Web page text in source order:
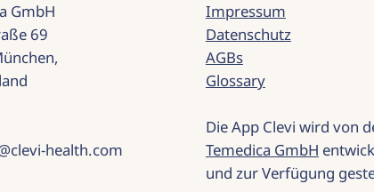
GmbH
69
health.com
Impressum
Datenschutz
AGBs
Glossary
Die App Clevi wird von
Temedica GmbH
und zur Verfügung